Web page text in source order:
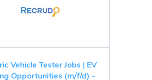
Vehicle Tester Jobs | EV
Opportunities (m/f/d) -